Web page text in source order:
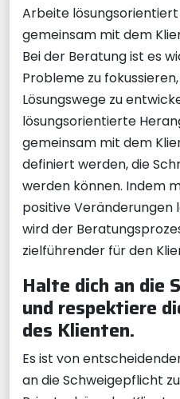
Arbeite
gemeinsam mit dem
Bei der Beratung ist es
Probleme zu
Lösungswege zu
lösungsorientierte
gemeinsam mit dem
definiert werden, die
werden können. Indem
positive Veränderungen
wird der
zielführender für den
Halte dich an die
und respektiere
des Klienten.
Es ist von
an die Schweigepflicht